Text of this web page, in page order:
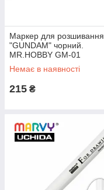
Маркер для розшивання
"GUNDAM" чорний.
MR.HOBBY GM-01
Немає в наявності
215 ₴